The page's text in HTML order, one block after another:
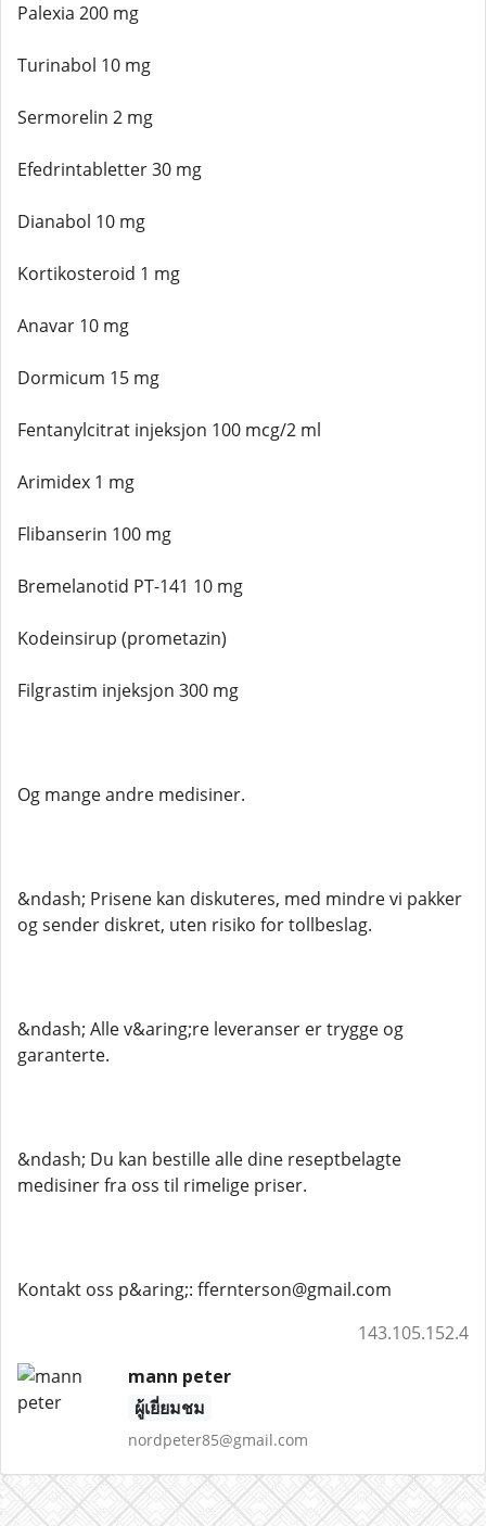
Palexia 200 mg
Turinabol 10 mg
Sermorelin 2 mg
Efedrintabletter 30 mg
Dianabol 10 mg
Kortikosteroid 1 mg
Anavar 10 mg
Dormicum 15 mg
Fentanylcitrat injeksjon 100 mcg/2 ml
Arimidex 1 mg
Flibanserin 100 mg
Bremelanotid PT-141 10 mg
Kodeinsirup (prometazin)
Filgrastim injeksjon 300 mg
Og mange andre medisiner.
&ndash; Prisene kan diskuteres, med mindre vi pakker
og sender diskret, uten risiko for tollbeslag.
&ndash; Alle v&aring;re leveranser er trygge og
garanterte.
&ndash; Du kan bestille alle dine reseptbelagte
medisiner fra oss til rimelige priser.
Kontakt oss p&aring;: ffernterson@gmail.com
143.105.152.4
mann peter
ผู้เยี่ยมชม
nordpeter85@gmail.com